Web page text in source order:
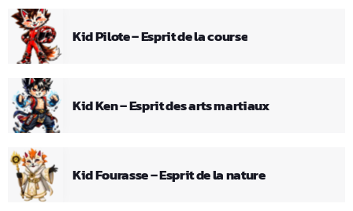
Kid Pilote – Esprit de la course
Kid Ken – Esprit des arts martiaux
Kid Fourasse – Esprit de la nature